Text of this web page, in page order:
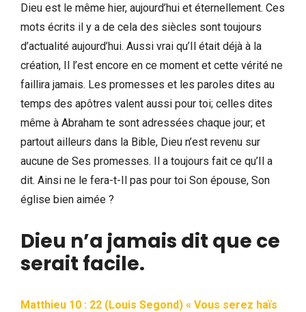
Dieu est le même hier, aujourd’hui et éternellement. Ces
mots écrits il y a de cela des siècles sont toujours
d’actualité aujourd’hui. Aussi vrai qu’Il était déjà à la
création, Il l’est encore en ce moment et cette vérité ne
faillira jamais. Les promesses et les paroles dites au
temps des apôtres valent aussi pour toi; celles dites
même à Abraham te sont adressées chaque jour; et
partout ailleurs dans la Bible, Dieu n’est revenu sur
aucune de Ses promesses. Il a toujours fait ce qu’Il a
dit. Ainsi ne le fera-t-Il pas pour toi Son épouse, Son
église bien aimée ?
Dieu n’a jamais dit que ce
serait facile.
Matthieu 10 : 22 (Louis Segond) « Vous serez haïs